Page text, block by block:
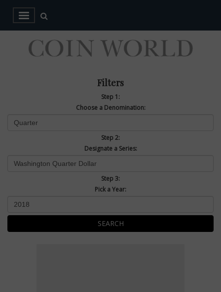
Filters
Step 1:
Choose a Denomination:
Step 2:
Designate a Series:
Step 3:
Pick a Year:
SEARCH